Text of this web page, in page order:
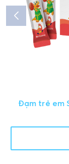
Đạm trẻ em